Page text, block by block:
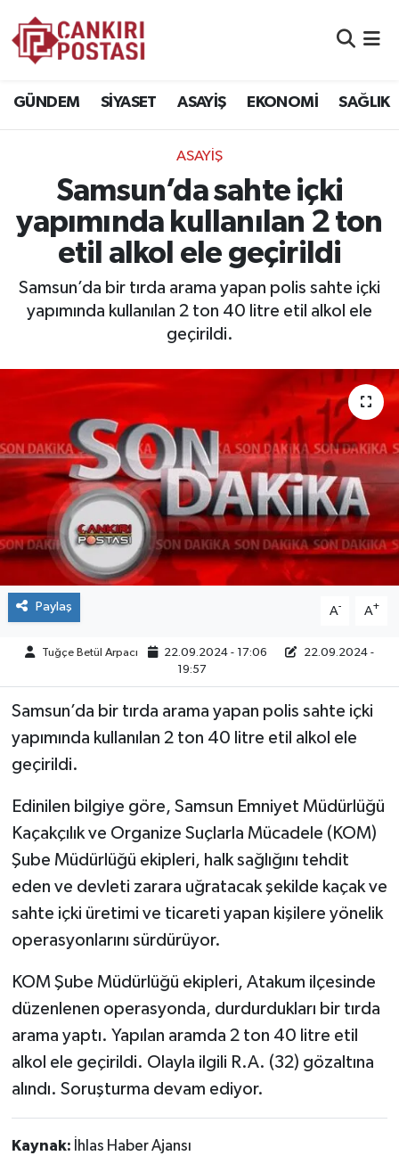
GÜNDEM SİYASET ASAYİŞ EKONOMİ SAĞLIK
ASAYİŞ
Samsun’da sahte içki
yapımında kullanılan 2 ton
etil alkol ele geçirildi
Samsun’da bir tırda arama yapan polis sahte içki
yapımında kullanılan 2 ton 40 litre etil alkol ele
geçirildi.
Paylaş A- A+
Tuğçe Betül Arpacı 22.09.2024 - 17:06
22.09.2024 -
19:57
Samsun’da bir tırda arama yapan polis sahte içki
yapımında kullanılan 2 ton 40 litre etil alkol ele
geçirildi.
Edinilen bilgiye göre, Samsun Emniyet Müdürlüğü
Kaçakçılık ve Organize Suçlarla Mücadele (KOM)
Şube Müdürlüğü ekipleri, halk sağlığını tehdit
eden ve devleti zarara uğratacak şekilde kaçak ve
sahte içki üretimi ve ticareti yapan kişilere yönelik
operasyonlarını sürdürüyor.
KOM Şube Müdürlüğü ekipleri, Atakum ilçesinde
düzenlenen operasyonda, durdurdukları bir tırda
arama yaptı. Yapılan aramda 2 ton 40 litre etil
alkol ele geçirildi. Olayla ilgili R.A. (32) gözaltına
alındı. Soruşturma devam ediyor.
Kaynak: İhlas Haber Ajansı
EKONOMİ
SAĞLIK
SPOR
YAŞAM
ÇEVRE
İLÇELER
RESMİ İLANLAR
KÜLTÜR
TURİZM
MAGAZİN
VEFAT
TÜRKİYE
DÜNYA
Trafik Durumu
Süper Lig Puan Durumu ve Fikstür
Tüm Manşetler
Son Dakika Haberleri
Haber Arşivi